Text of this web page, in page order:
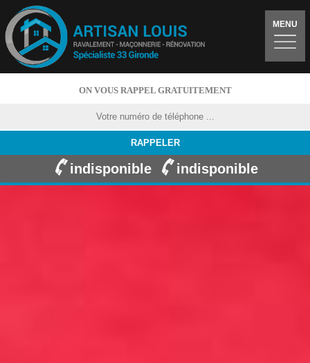
MENU
ON VOUS RAPPEL GRATUITEMENT
indisponible indisponible